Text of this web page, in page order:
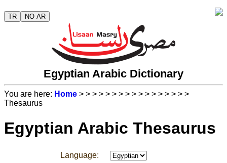
TR NO AR
Egyptian Arabic Dictionary
You are here: Home > > > > > > > > > > > > > > > > >
Thesaurus
Egyptian Arabic Thesaurus
Language: